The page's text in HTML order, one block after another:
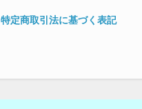
特定商取引法に基づく表記